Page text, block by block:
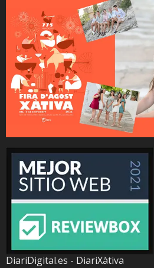
DiariDigital.es - DiariXàtiva